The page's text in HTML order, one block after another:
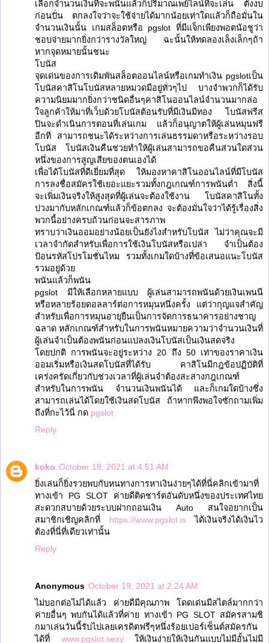
เลือกจำนวนเงินที่จะพนันแล้วก็ปริมาณเพย์ไลน์ที่จะเล่น ตั้งงบ
ก่อนปั่น ตกลงใจว่าจะใช้จ่ายได้มากน้อยเท่าใดแล้วก็ถือมั่นใน
จำนวนเงินนั้น เกมสล็อตหรือ pgslot ที่มีแจ็กเพียงพอตน้อชูว่า
ชอบจ่ายมากยิ่งกว่ารางวัลใหญ่ ฉะนั้นให้ทดลองเล็งเล็กๆถ้า
หากจุดหมายนั้นชนะ
โบนัส
จุดเด่นของการเดิมพันสล็อตออนไลน์หรือเกมทำเงิน pgslotเป็น
โบนัสคาสิโนโบนัสหลายหมวดมีอยู่ทั่วๆไป บางจำพวกก็ได้รับ
ความนิยมมากยิ่งกว่าชนิดอื่นๆคาสิโนออนไลน์จำนวนมากล่อ
ใจลูกค้าให้มาที่เว็บด้วยโบนัสต้อนรับที่มีเงินมีทอง โบนัสฟรีส
ปินจะดำเนินการตอนที่เล่นเกม แล้วก็อนุญาตให้ผู้เล่นหมุนฟรี
อีกที สามารถชนะได้ระหว่างการเล่นธรรมดาหรือระหว่างรอบ
โบนัส โบนัสเงินคืนช่วยทำให้ผู้เล่นสามารถขอคืนส่วนใดส่วน
หนึ่งของการสูญเสียของตนเองได้
เพื่อได้โบนัสที่ดีเยี่ยมที่สุด ให้มองหาคาสิโนออนไลน์ที่มีโบนัส
การลงชื่อสมัครใช้เยอะแยะรวมทั้งกฎเกณฑ์การพนันต่ำ สิ่งนี้
จะเพิ่มเงินจริงให้สูงสุดที่ผู้เล่นจะต้องใช้งาน โบนัสคาสิโนทั้ง
ปวงมากับหลักเกณฑ์แล้วก็ข้อตกลง จะต้องมั่นใจว่าได้รู้เรื่องสิ่ง
พวกนี้อย่างครบถ้วนก่อนจะสารภาพ
ทราบว่าเงินออมอย่างน้อยเป็นยังไงสำหรับโบนัส ไม่ว่าคุณจะมี
เวลาจำกัดสำหรับเพื่อการใช้เงินโบนัสหรือเปล่า จำเป็นต้อง
ป้อนรหัสโปรโมชั่นไหม รวมทั้งเกมใดบ้างที่ข้อเสนอแนะโบนัส
รวมอยู่ด้วย
พนันแล้วก็พนัน
pgslot มีให้เลือกหลายแบบ ผู้เล่นสามารถพนันด้วยเงินเพนนี
หรือหลายร้อยดอลลาร์ต่อการหมุนหนึ่งครั้ง แต่ว่ากุญแจสำคัญ
สำหรับเพื่อการหมุนอายุยืนเป็นการจัดการธนาคารอย่างชาญ
ฉลาด หลักเกณฑ์สำหรับในการพนันหมายความว่าจำนวนเงินที่
ผู้เล่นจำเป็นต้องพนันก่อนแปลงเงินโบนัสเป็นเงินสดจริง
โดยปกติ การพนันจะอยู่ระหว่าง 20 ถึง 50 เท่าของราคาเงิน
ออมเริ่มหรือเงินสดโบนัสที่ได้รับ คาสิโนมีกฎข้อปฏิบัติที่
เคร่งครัดเกี่ยวกับช่วงเวลาที่ผู้เล่นจำต้องสะสางกฎเกณฑ์
สำหรับในการพนัน จำนวนเงินพนันได้ และก็เกมใดบ้างซึ่ง
สามารถเล่นได้โดยใช้เงินสดโบนัส ถ้าหากพึงพอใจซักถามเพิ่ม
ถึงที่กะไว้นี่ กด pgslot
Reply
koko October 18, 2021 at 4:51 AM
ยิ่งเล่นก็ยิ่งรวยพบกับหนทางการหาเงินง่ายๆได้ที่นี่คลิกเข้ามาที่
ทางเข้า PG SLOT ค่ายดีติดชาร์ตอันดับหนึ่งของประเทศไทย
สะดวกสบายด้วยระบบฝากถอนเงิน Auto สนใจอยากเป็น
สมาชิกเชิญคลิกที่ https://www.pgslot.isได้เงินจริงได้เงินไว
ต้องที่นี่ที่เดียวเท่านั้น
Reply
Anonymous October 19, 2021 at 2:24 AM
ไม่บอกต่อไม่ได้แล้ว ค่ายดีมีคุณภาพ โดดเด่นมีสไตล์มากกว่า
ค่ายอื่นๆ พบกันได้แล้วที่ค่าย ทางเข้า PG SLOT สมัครสามชิ
กมาเล่นวันนี้รับไปเลยเครดิตฟรีๆหนึ่งร้อยเปอร์เซ็นต์สมัครกัน
ได้ที่ www.pgslot.sexyให้เงินง่ายให้เงินกันแบบไม่มีอั้นไม่มี